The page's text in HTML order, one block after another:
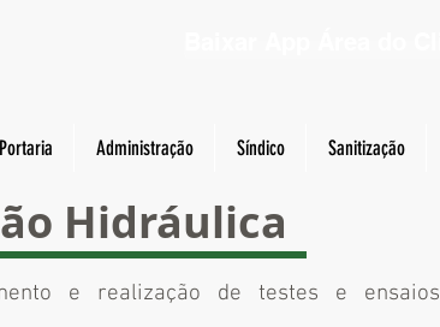
Portaria Administração Síndico Sanitização
Hidráulica
e realização de testes e ensaios